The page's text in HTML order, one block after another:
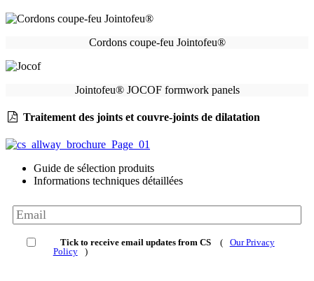
Cordons coupe-feu Jointofeu®
Jointofeu® JOCOF formwork panels
Traitement des joints et couvre-joints de dilatation
Guide de sélection produits
Informations techniques détaillées
Tick to receive email updates from CS (
Our Privacy
Policy
)